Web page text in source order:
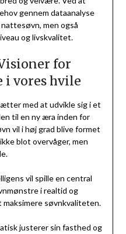
gennem dataanalyse
men også
og livskvalitet.
for
i vores hvile
med at udvikle sig i et
til en ny æra inden for
vil i høj grad blive formet
blot overvåger, men
vil spille en central
i realtid og
søvnkvaliteten.
justerer sin fasthed og